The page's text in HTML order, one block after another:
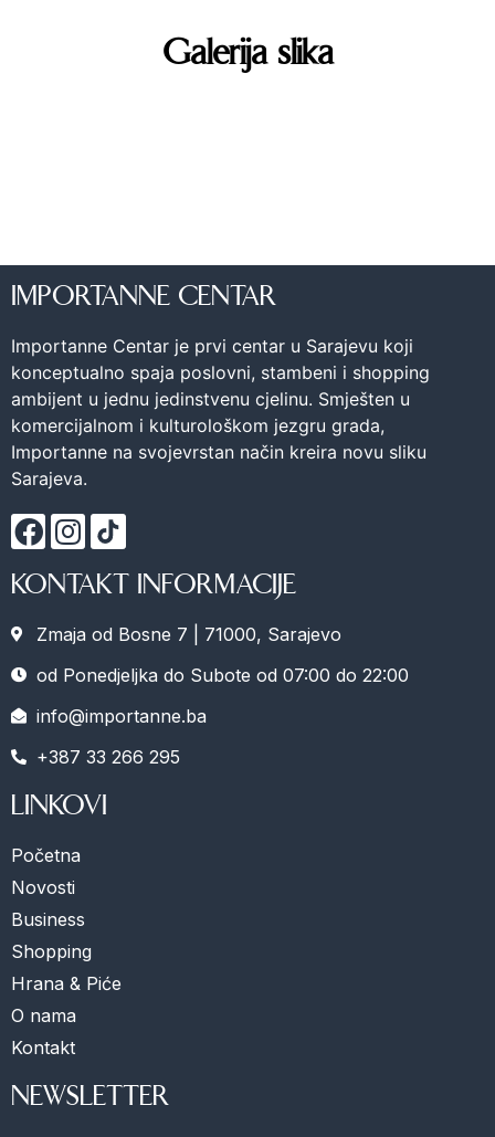
Galerija slika
IMPORTANNE CENTAR
Importanne Centar je prvi centar u Sarajevu koji
konceptualno spaja poslovni, stambeni i shopping
ambijent u jednu jedinstvenu cjelinu. Smješten u
komercijalnom i kulturološkom jezgru grada,
Importanne na svojevrstan način kreira novu sliku
Sarajeva.
KONTAKT INFORMACIJE
Zmaja od Bosne 7 | 71000, Sarajevo
od Ponedjeljka do Subote od 07:00 do 22:00
info@importanne.ba
+387 33 266 295
LINKOVI
Početna
Novosti
Business
Shopping
Hrana & Piće
O nama
Kontakt
NEWSLETTER